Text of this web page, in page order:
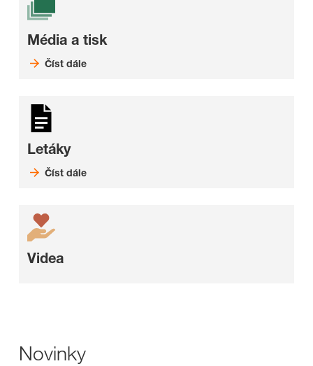
Média a tisk
Číst dále
Letáky
Číst dále
Videa
Novinky